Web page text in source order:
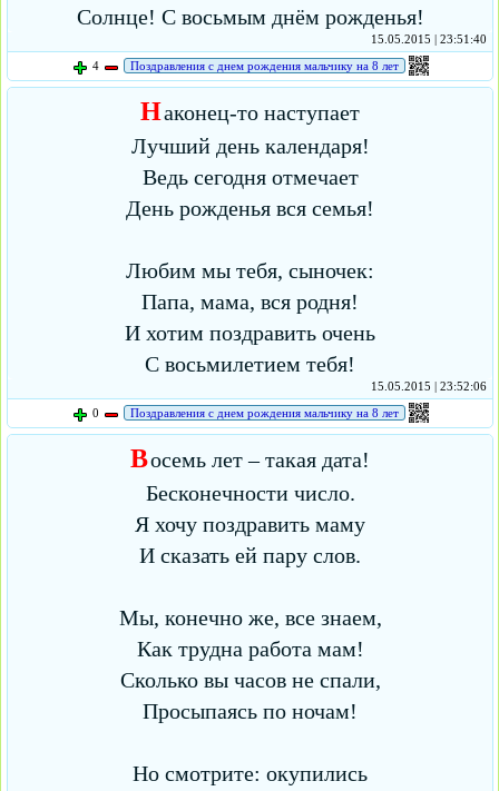
Солнце! С восьмым днём рожденья!
15.05.2015 | 23:51:40
4
Поздравления с днем рождения мальчику на 8 лет
Наконец-то наступает
Лучший день календаря!
Ведь сегодня отмечает
День рожденья вся семья!
Любим мы тебя, сыночек:
Папа, мама, вся родня!
И хотим поздравить очень
С восьмилетием тебя!
15.05.2015 | 23:52:06
0
Поздравления с днем рождения мальчику на 8 лет
Восемь лет – такая дата!
Бесконечности число.
Я хочу поздравить маму
И сказать ей пару слов.
Мы, конечно же, все знаем,
Как трудна работа мам!
Сколько вы часов не спали,
Просыпаясь по ночам!
Но смотрите: окупились